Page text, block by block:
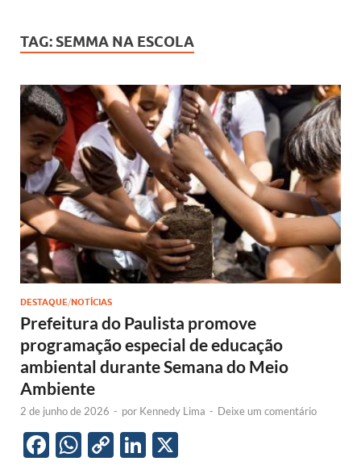
TAG: SEMMA NA ESCOLA
DESTAQUE/NOTÍCIAS
Prefeitura do Paulista promove
programação especial de educação
ambiental durante Semana do Meio
Ambiente
2 de junho de 2026 - por Kennedy Lima - Deixe um comentário
F
W C
Li